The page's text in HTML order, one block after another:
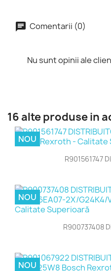
Comentarii (0)
Nu sunt opinii ale
16 alte produse in
R901561747
NOU
R900737408
NOU
NOU